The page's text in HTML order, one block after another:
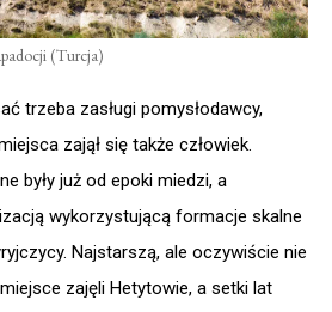
(Turcja)
trzeba zasługi pomysłodawcy,
zajął się także człowiek.
były już od epoki miedzi, a
wykorzystującą formacje skalne
Najstarszą, ale oczywiście nie
zajęli Hetytowie, a setki lat